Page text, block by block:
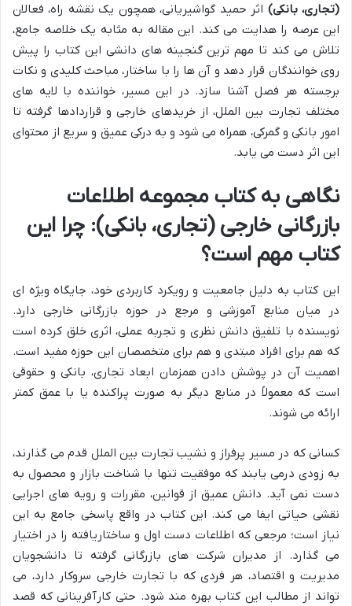
(تجاری، بانکی) اثر حمید گواشیریانی، همچون یک نقشه راه، فعالان
این عرصه را هدایت می کند. این مقاله به مثابه یک خلاصه جامع،
تلاش می کند تا مهم ترین گنجینه های دانشی این کتاب را پیش
روی خوانندگان قرار دهد و آن ها را با ساختار، مباحث کلیدی و نکات
برجسته هر فصل آشنا سازد. در این مسیر، خواننده با لایه های
مختلف تجارت بین الملل، از خریدهای خارجی و قراردادها گرفته تا
امور بانکی و گمرکی، همراه می شود و به درکی عمیق و سریع از محتوای
این اثر دست می یابد.
نگاهی به کتاب مجموعه اطلاعات
بازرگانی خارجی (تجاری، بانکی): چرا این
کتاب مهم است؟
این کتاب به دلیل جامعیت و رویکرد کاربردی خود، جایگاه ویژه ای
در میان منابع آموزشی و مرجع در حوزه بازرگانی خارجی دارد.
نویسنده با تلفیق دانش نظری و تجربه عملی، اثری خلق کرده است
که هم برای افراد مبتدی و هم برای متخصصان این حوزه مفید است.
اهمیت آن در پوشش دادن همزمان ابعاد تجاری، بانکی و حقوقی
است که معمولاً در منابع دیگر به صورت پراکنده یا با عمق کمتر
ارائه می شوند.
کسانی که در مسیر پرفراز و نشیب تجارت بین الملل قدم می گذارند،
به زودی درمی یابند که موفقیت تنها با شناخت بازار و محصول به
دست نمی آید. دانش عمیق از قوانین، مقررات و رویه های اجرایی
نقشی حیاتی ایفا می کند. این کتاب در واقع پاسخی جامع به این
نیاز است؛ مرجعی که اطلاعات دست اول و ساختاریافته را در اختیار
می گذارد. از مدیران شرکت های بازرگانی گرفته تا دانشجویان
مدیریت و اقتصاد، هر فردی که با تجارت خارجی سروکار دارد، می
تواند از مطالب این کتاب بهره مند شود. حتی کارآفرینانی که قصد